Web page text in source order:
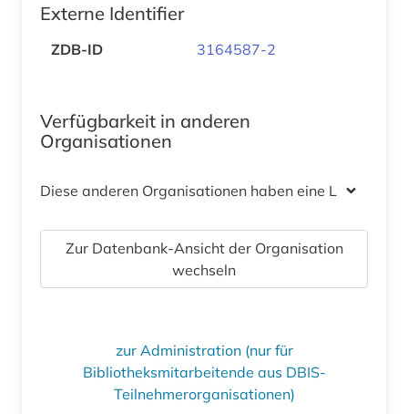
Externe Identifier
ZDB-ID 3164587-2
Verfügbarkeit in anderen
Organisationen
Diese anderen Organisationen haben eine Lizenz
Zur Datenbank-Ansicht der Organisation
wechseln
zur Administration (nur für
Bibliotheksmitarbeitende aus DBIS-
Teilnehmerorganisationen)